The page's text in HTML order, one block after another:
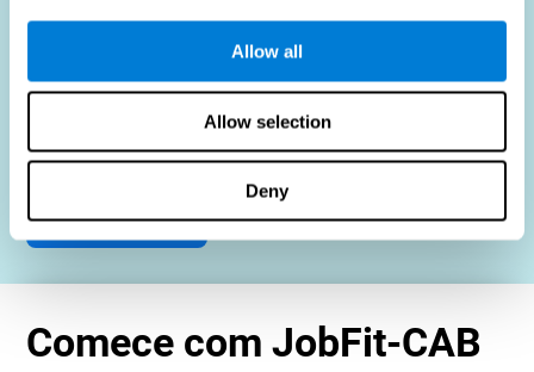
Allow all
Allow selection
Deny
recrutamento, reduza a rotatividade e construa equipes
Candidatos: Envolver-se em um processo de avaliação
ao combinar com precisão os candidatos às funções.
Contato
Comece com JobFit-CAB